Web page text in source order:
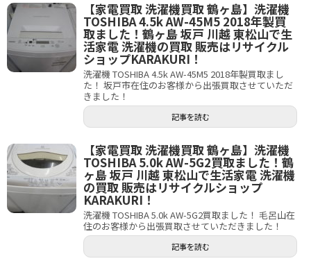
【家電買取 洗濯機買取 鶴ヶ島】洗濯機
TOSHIBA 4.5k AW-45M5 2018年製買
取ました！鶴ヶ島 坂戸 川越 東松山で生
活家電 洗濯機の買取 販売はリサイクル
ショップKARAKURI！
洗濯機 TOSHIBA 4.5k AW-45M5 2018年製買取まし
た！ 坂戸市在住のお客様から出張買取させていただ
きました！
記事を読む
【家電買取 洗濯機買取 鶴ヶ島】洗濯機
TOSHIBA 5.0k AW-5G2買取ました！鶴
ヶ島 坂戸 川越 東松山で生活家電 洗濯機
の買取 販売はリサイクルショップ
KARAKURI！
洗濯機 TOSHIBA 5.0k AW-5G2買取ました！ 毛呂山在
住のお客様から出張買取させていただきました！
記事を読む